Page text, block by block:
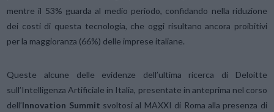
mentre il 53% guarda al medio periodo, confidando nella riduzione
dei costi di questa tecnologia, che oggi risultano ancora proibitivi
per la maggioranza (66%) delle imprese italiane.
Queste alcune delle evidenze dell’ultima ricerca di Deloitte
sull’Intelligenza Artificiale in Italia, presentate in anteprima nel corso
dell’Innovation Summit svoltosi al MAXXI di Roma alla presenza di